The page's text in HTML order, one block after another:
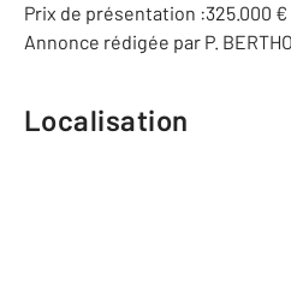
Prix de présentation :325.000 €
Annonce rédigée par P.
Localisation